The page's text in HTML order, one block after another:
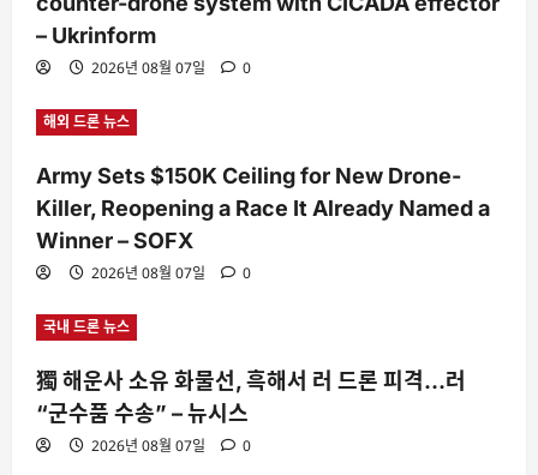
– Ukrinform
2026년 08월 07일 0
해외 드론 뉴스
Army Sets $150K Ceiling for New Drone-
Killer, Reopening a Race It Already Named a
Winner – SOFX
2026년 08월 07일 0
국내 드론 뉴스
獨 해운사 소유 화물선, 흑해서 러 드론 피격…러
“군수품 수송” – 뉴시스
2026년 08월 07일 0